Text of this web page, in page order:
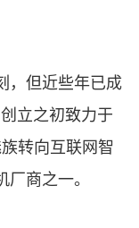
，但近些年已成
立之初致力于
转向互联网智
商之一。